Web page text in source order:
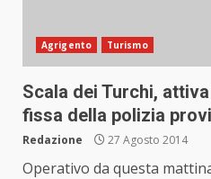
Agrigento Turismo
Scala dei Turchi,
fissa della polizia
Redazione 27 Agosto 2014
Operativo da questa